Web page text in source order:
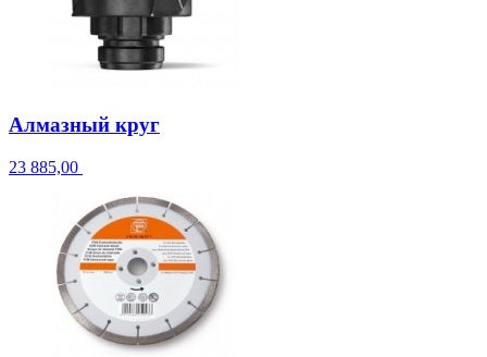
Алмазный круг
23 885,00